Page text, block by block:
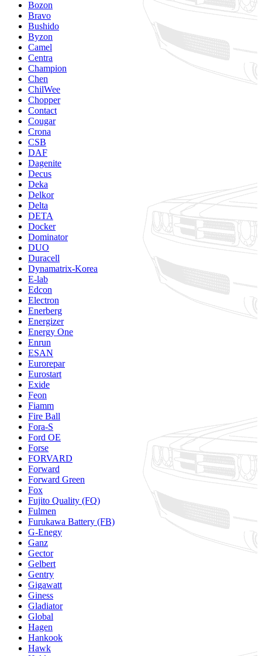
Bozon
Bravo
Bushido
Byzon
Camel
Centra
Champion
Chen
ChilWee
Chopper
Contact
Cougar
Crona
CSB
DAF
Dagenite
Decus
Deka
Delkor
Delta
DETA
Docker
Dominator
DUO
Duracell
Dynamatrix-Korea
E-lab
Edcon
Electron
Enerberg
Energizer
Energy One
Enrun
ESAN
Eurorepar
Eurostart
Exide
Feon
Fiamm
Fire Ball
Fora-S
Ford OE
Forse
FORVARD
Forward
Forward Green
Fox
Fujito Quality (FQ)
Fulmen
Furukawa Battery (FB)
G-Enegy
Ganz
Gector
Gelbert
Gentry
Gigawatt
Giness
Gladiator
Global
Hagen
Hankook
Hawk